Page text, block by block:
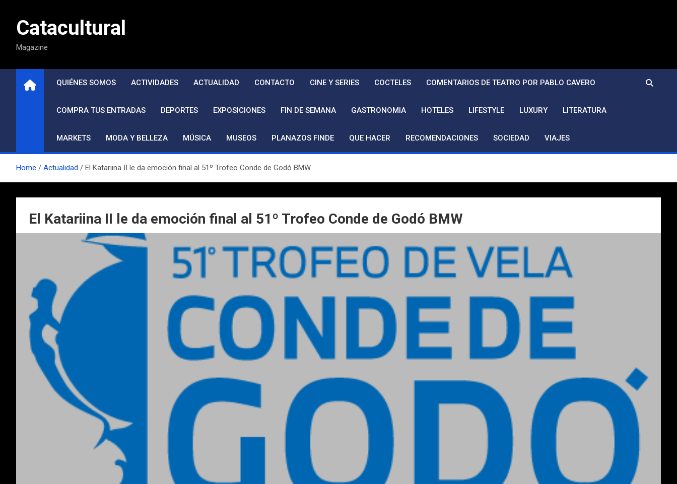
contenidoCatacultural
Magazine
QUIÉNES SOMOS ACTIVIDADES ACTUALIDAD CONTACTO CINE Y SERIES COCTELES COMENTARIOS DE TEATRO POR PABLO CAVERO
COMPRA TUS ENTRADAS DEPORTES EXPOSICIONES FIN DE SEMANA GASTRONOMIA HOTELES LIFESTYLE LUXURY LITERATURA
MARKETS MODA Y BELLEZA MÚSICA MUSEOS PLANAZOS FINDE QUE HACER RECOMENDACIONES SOCIEDAD VIAJES
Home Actualidad El Katariina II le da emoción final al 51º Trofeo Conde de Godó BMW
El Katariina II le da emoción final al 51º Trofeo Conde de Godó BMW